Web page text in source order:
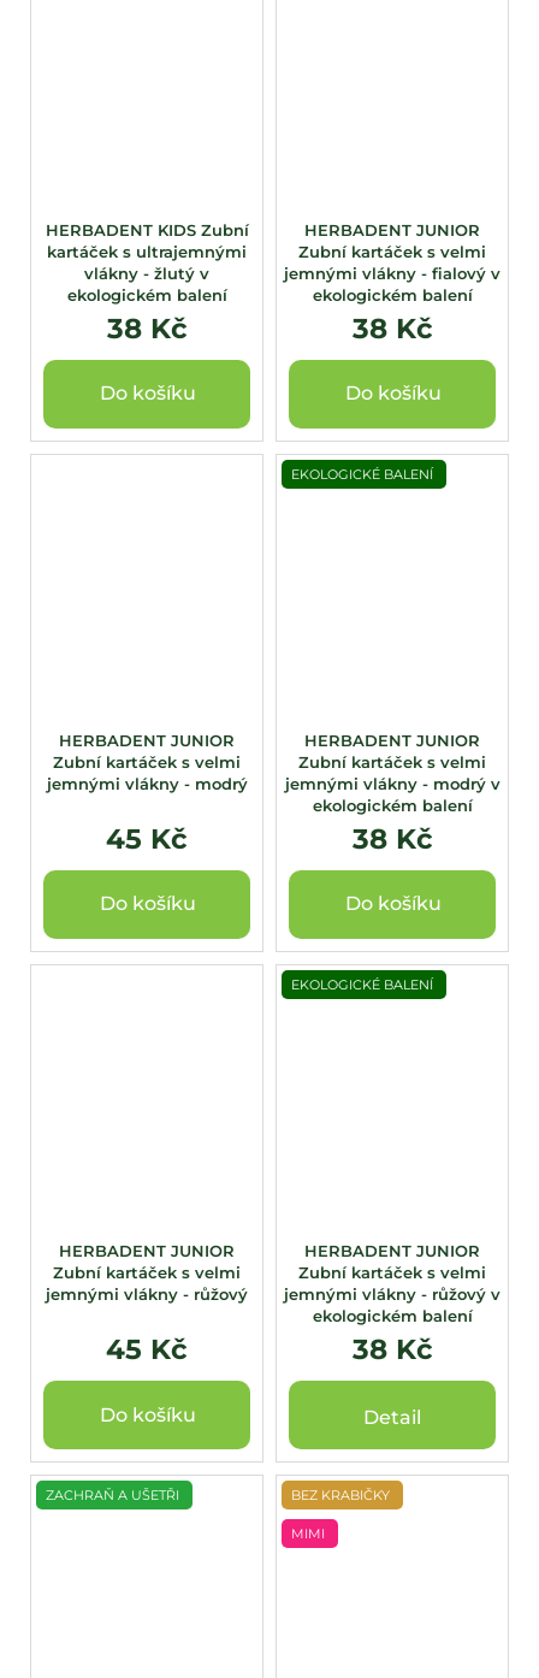
HERBADENT KIDS Zubní
kartáček s ultrajemnými
vlákny - žlutý v
ekologickém balení
38 Kč
Do košíku
HERBADENT JUNIOR
Zubní kartáček s velmi
jemnými vlákny - fialový v
ekologickém balení
38 Kč
Do košíku
HERBADENT JUNIOR
Zubní kartáček s velmi
jemnými vlákny - modrý
45 Kč
Do košíku
EKOLOGICKÉ BALENÍ
HERBADENT JUNIOR
Zubní kartáček s velmi
jemnými vlákny - modrý v
ekologickém balení
38 Kč
Do košíku
HERBADENT JUNIOR
Zubní kartáček s velmi
jemnými vlákny - růžový
45 Kč
Do košíku
EKOLOGICKÉ BALENÍ
HERBADENT JUNIOR
Zubní kartáček s velmi
jemnými vlákny - růžový v
ekologickém balení
38 Kč
Detail
ZACHRAŇ A UŠETŘI BEZ KRABIČKY
MIMI